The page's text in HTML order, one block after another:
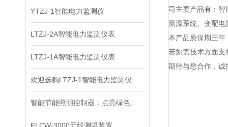
YTZJ-1智能电力监测仪
LTZJ-2A智能电力监测仪表
LTZJ-1A智能电力监测仪表
欢迎选购LTZJ-1智能电力监测仪
司主要产品有：智
测温系统、变配电
本产品质保期三年
若如需技术方面
期待与您合作，